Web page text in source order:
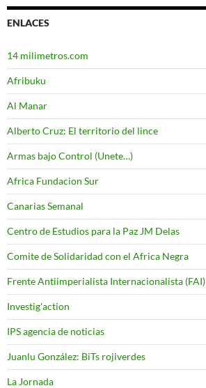
ENLACES
14 milimetros.com
Afribuku
Al Manar
Alberto Cruz: El territorio del lince
Armas bajo Control (Unete…)
Africa Fundacion Sur
Canarias Semanal
Centro de Estudios para la Paz JM Delas
Comite de Solidaridad con el Africa Negra
Frente Antiimperialista Internacionalista (FAI)
Investig'action
IPS agencia de noticias
Juanlu González: BiTs rojiverdes
La Jornada